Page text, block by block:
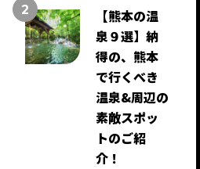
【熊本の温
泉９選】納
得の、熊本
で行くべき
温泉&周辺の
素敵スポッ
トのご紹
介！